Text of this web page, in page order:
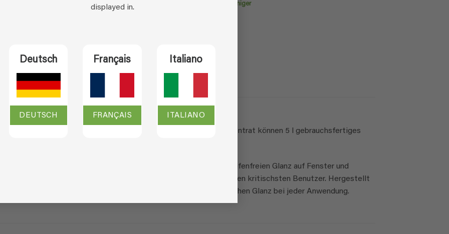
displayed in.
Deutsch
DEUTSCH
Français
FRANÇAIS
Italiano
ITALIANO
Kategorien: EcoGlass – Glasreiniger EcoGlas - Fensterreiniger
REZENSIONEN (0) Q & A
Nachfüllkonzentrat EcoGlass Glasreiniger. Mit einem Liter Konzentrat können 5 l gebrauchsfertiges
streeploos schoon. EcoGlass Glasreiniger hinterlässt einen streifenfreien Glanz auf Fenster und
Arbeitsgang. Die Leistung von EcoGlass überzeugt selbst den kritischsten Benutzer. Hergestellt
aus Pflanzenextraten, hinterläßt es einen streifenfreien und frischen Glanz bei jeder Anwendung.